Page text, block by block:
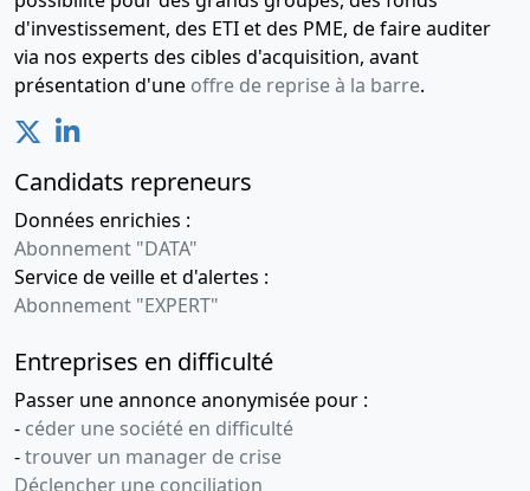
d'investissement, des ETI et des PME, de faire auditer
via nos experts des cibles d'acquisition, avant
présentation d'une offre de reprise à la barre.
Candidats repreneurs
Données enrichies :
Abonnement "DATA"
Service de veille et d'alertes :
Abonnement "EXPERT"
Entreprises en difficulté
Passer une annonce anonymisée pour :
- céder une société en difficulté
-trouver un manager de crise
Déclencher une conciliation